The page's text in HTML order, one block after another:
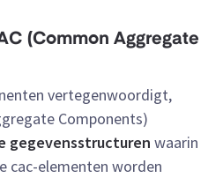
(Common Aggregate
vertegenwoordigt,
Components)
gegevensstructuren waarin
cac-elementen worden